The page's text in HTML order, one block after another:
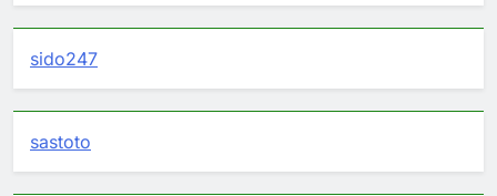
sido247
sastoto